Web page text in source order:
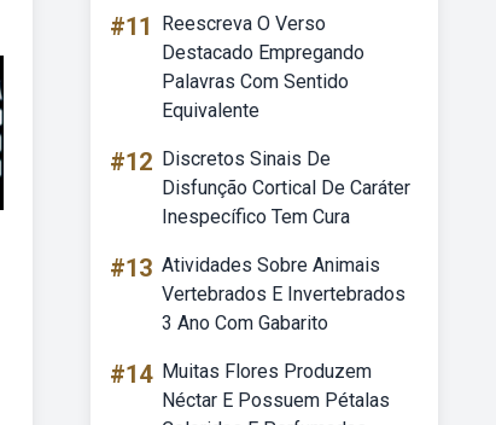
#11
Reescreva O Verso
Destacado Empregando
Palavras Com Sentido
Equivalente
#12 Discretos Sinais De
Disfunção Cortical De Caráter
Inespecífico Tem Cura
#13 Atividades Sobre Animais
Vertebrados E Invertebrados
3 Ano Com Gabarito
#14 Muitas Flores Produzem
Néctar E Possuem Pétalas